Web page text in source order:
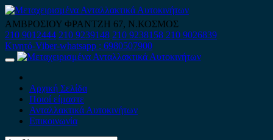
Skip
to
content
ΑΜΒΡΟΣΙΟΥ ΦΡΑΝΤΖΗ 67, Ν.ΚΟΣΜΟΣ
210 9012444 210 9239148 210 9238158 210 9026839
Κινητό-Viber-whatsapp : 6980507900
Primary
Αρχική Σελίδα
Ποιοί είμαστε
Ανταλλακτικά Αυτοκινήτων
Επικοινωνία